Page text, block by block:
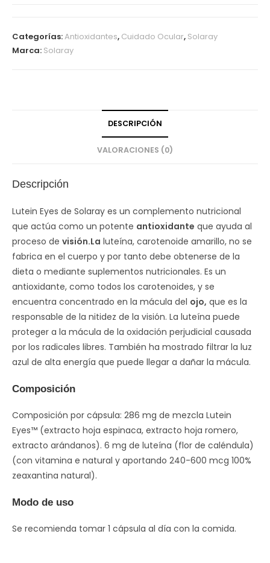
Categorías:Antioxidantes, Cuidado Ocular, Solaray
Marca: Solaray
DESCRIPCIÓN
VALORACIONES (0)
Descripción
Lutein Eyes de Solaray es un complemento nutricional
que actúa como un potente antioxidante que ayuda al
proceso de visión.La luteína, carotenoide amarillo, no se
fabrica en el cuerpo y por tanto debe obtenerse de la
dieta o mediante suplementos nutricionales. Es un
antioxidante, como todos los carotenoides, y se
encuentra concentrado en la mácula del ojo, que es la
responsable de la nitidez de la visión. La luteína puede
proteger a la mácula de la oxidación perjudicial causada
por los radicales libres. También ha mostrado filtrar la luz
azul de alta energía que puede llegar a dañar la mácula.
Composición
Composición por cápsula: 286 mg de mezcla Lutein
Eyes™ (extracto hoja espinaca, extracto hoja romero,
extracto arándanos). 6 mg de luteína (flor de caléndula)
(con vitamina e natural y aportando 240-600 mcg 100%
zeaxantina natural).
Modo de uso
Se recomienda tomar 1 cápsula al día con la comida.